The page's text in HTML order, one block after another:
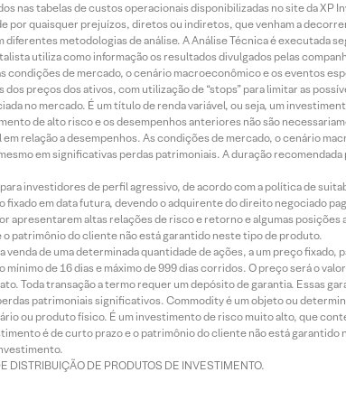
nas tabelas de custos operacionais disponibilizadas no site da XP
por quaisquer prejuízos, diretos ou indiretos, que venham a
diferentes metodologias de análise. A Análise Técnica é
utiliza como informação os resultados divulgados pelas
condições de mercado, o cenário macroeconômico e os eventos
preços dos ativos, com utilização de “stops” para limitar as
no mercado. É um título de renda variável, ou seja, um
de alto risco e os desempenhos anteriores não são
relação a desempenhos. As condições de mercado, o cenário
em significativas perdas patrimoniais. A duração
investidores de perfil agressivo, de acordo com a política de
em data futura, devendo o adquirente do direito negociado
apresentarem altas relações de risco e retorno e algumas
patrimônio do cliente não está garantido neste tipo de produto.
de uma determinada quantidade de ações, a um preço fixado,
de 16 dias e máximo de 999 dias corridos. O preço será o
Toda transação a termo requer um depósito de garantia. Essas
patrimoniais significativos. Commodity é um objeto ou
ou produto físico. É um investimento de risco muito alto, que
é de curto prazo e o patrimônio do cliente não está
DISTRIBUIÇÃO DE PRODUTOS DE INVESTIMENTO.